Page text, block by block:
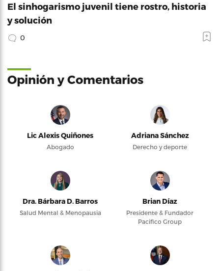
El sinhogarismo juvenil tiene rostro, historia
y solución
0
Opinión y Comentarios
Lic Alexis Quiñones
Abogado
Adriana Sánchez
Derecho y deporte
Dra. Bárbara D. Barros
Salud Mental & Menopausia
Brian Díaz
Presidente & Fundador
Pacifico Group